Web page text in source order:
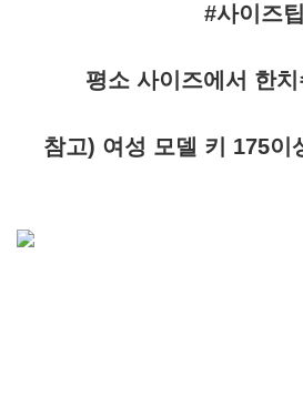
#사이즈팁
평소 사이즈에서 한
참고) 여성 모델 키 175이